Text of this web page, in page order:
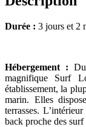
Durée : 3 jours et 2
Hébergement :
magnifique Surf
établissement, la
marin. Elles
terrasses.
back proche des